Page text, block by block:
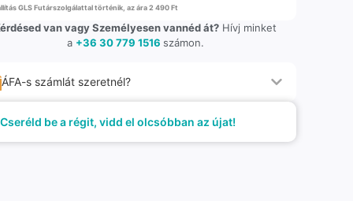
GLS Futárszolgálattal történik, az ára 2 490 Ft
van vagy Személyesen vannéd át? Hívj minket
a +36 30 779 1516 számon.
ÁFA-s számlát szeretnél?
Cseréld be a régit, vidd el olcsóbban az újat!